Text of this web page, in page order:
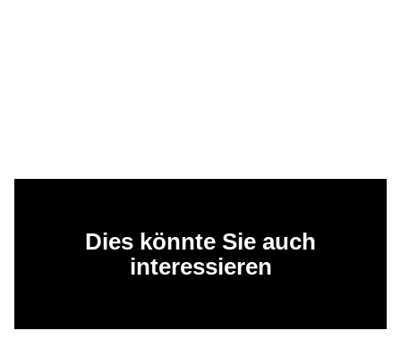
Dies könnte Sie auch
interessieren